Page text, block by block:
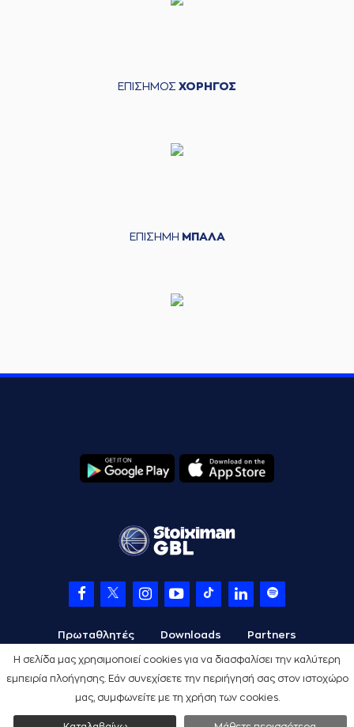
Η σελίδα μας χρησιμοποιεί cookies για να διασφαλίσει την καλύτερη
εμπειρία πλοήγησης. Εάν συνεχίσετε την περιήγησή σας στον ιστοχώρο
μας, συμφωνείτε με τη χρήση των cookies.
ΕΠΙΣΗΜΟΣ ΧΟΡΗΓΟΣ
ΕΠΙΣΗΜΗ ΜΠΑΛΑ
Πρωταθλητές Downloads Partners